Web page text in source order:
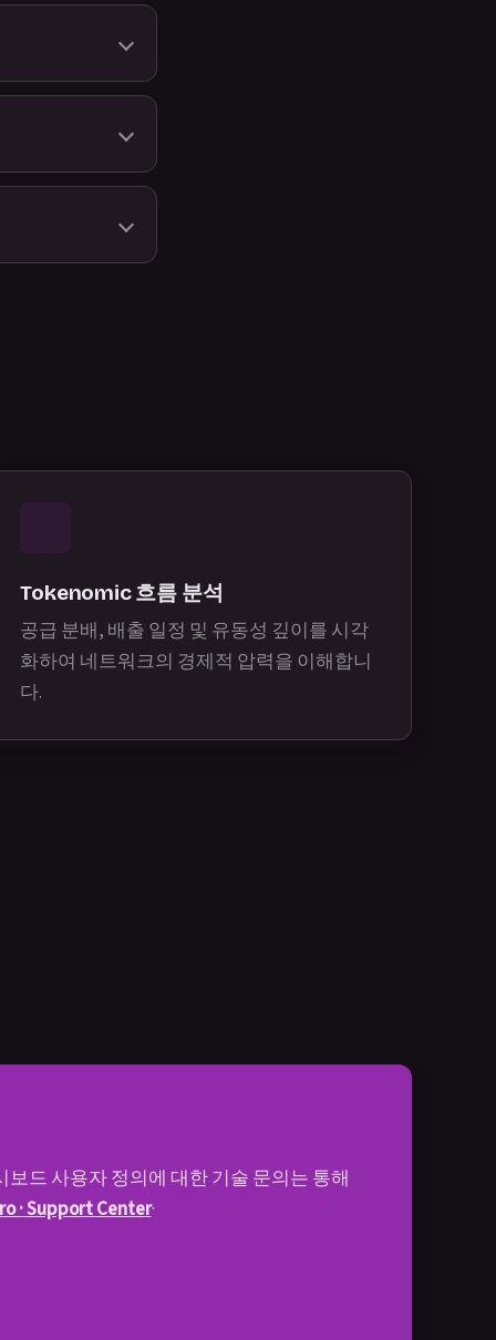
Tokenomic 흐름 분석
공급 분배, 배출 일정 및 유동성 깊이를 시각
화하여 네트워크의 경제적 압력을 이해합니
다.
드 사용자 정의에 대한 기술 문의는 통해
· Support Center·